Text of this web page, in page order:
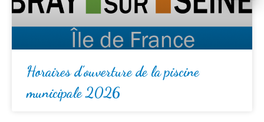
Horaires d’ouverture de la piscine
municipale 2026